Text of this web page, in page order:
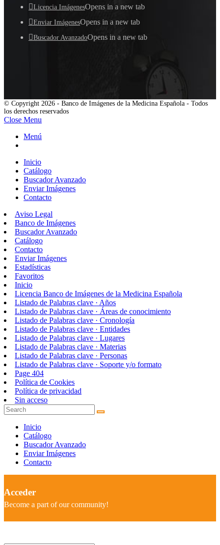
Licencia ImágenesOpens in a new tab
Enviar ImágenesOpens in a new tab
Buscador AvanzadoOpens in a new tab
© Copyright 2026 - Banco de Imágenes de la Medicina Española - Todos
los derechos reservados
Close Menu
Menú
Inicio
Catálogo
Buscador Avanzado
Enviar Imágenes
Contacto
Aviso Legal
Banco de Imágenes
Buscador Avanzado
Catálogo
Contacto
Enviar Imágenes
Estadísticas
Favoritos
Inicio
Licencia Banco de Imágenes de la Medicina Española
Listado de Palabras clave · Años
Listado de Palabras clave · Áreas de conocimiento
Listado de Palabras clave · Cronología
Listado de Palabras clave · Entidades
Listado de Palabras clave · Lugares
Listado de Palabras clave · Materias
Listado de Palabras clave · Personas
Listado de Palabras clave · Soporte y/o formato
Page 404
Política de Cookies
Política de privacidad
Sin acceso
Inicio
Catálogo
Buscador Avanzado
Enviar Imágenes
Contacto
Acceder
Become a part of our community!